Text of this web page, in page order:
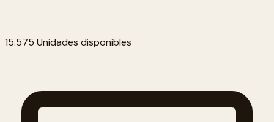
15.575 Unidades disponibles